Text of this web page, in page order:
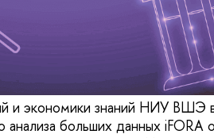
и экономики знаний НИУ ВШЭ
больших данных iFORA